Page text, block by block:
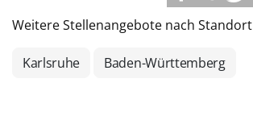
Weitere Stellenangebote nach Standort
Karlsruhe Baden-Württemberg